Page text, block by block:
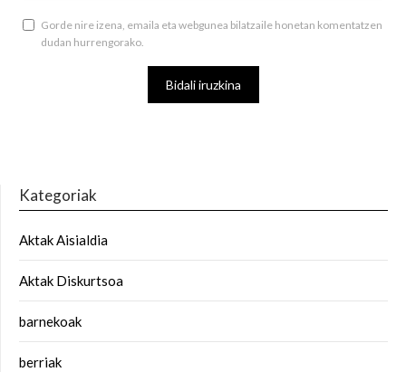
Gorde nire izena, emaila eta webgunea bilatzaile honetan komentatzen
dudan hurrengorako.
Kategoriak
Aktak Aisialdia
Aktak Diskurtsoa
barnekoak
berriak